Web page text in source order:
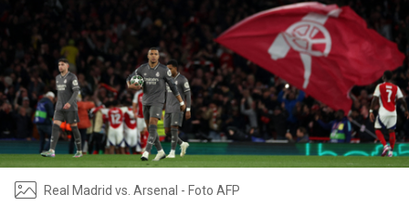
Real Madrid vs. Arsenal - Foto AFP